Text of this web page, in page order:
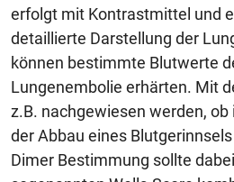
erfolgt mit Kontrastmittel und
detaillierte Darstellung der
können bestimmte Blutwerte
Lungenembolie erhärten. Mit
z.B. nachgewiesen werden,
der Abbau eines
Dimer Bestimmung sollte